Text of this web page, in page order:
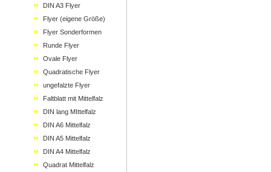
DIN A3 Flyer
Flyer (eigene Größe)
Flyer Sonderformen
Runde Flyer
Ovale Flyer
Quadratische Flyer
ungefalzte Flyer
Faltblatt mit Mittelfalz
DIN lang MIttelfalz
DIN A6 Mittelfalz
DIN A5 Mittelfalz
DIN A4 Mittelfalz
Quadrat Mittelfalz